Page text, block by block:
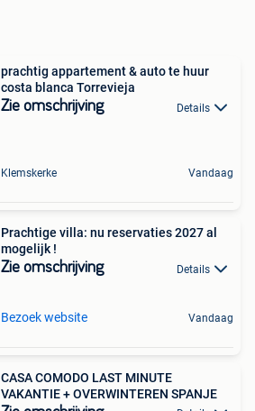
prachtig appartement & auto te huur
costa blanca Torrevieja
Zie omschrijving Details
Klemskerke Vandaag
Prachtige villa: nu reservaties 2027 al
mogelijk !
Zie omschrijving Details
Bezoek website Vandaag
CASA COMODO LAST MINUTE
VAKANTIE + OVERWINTEREN SPANJE